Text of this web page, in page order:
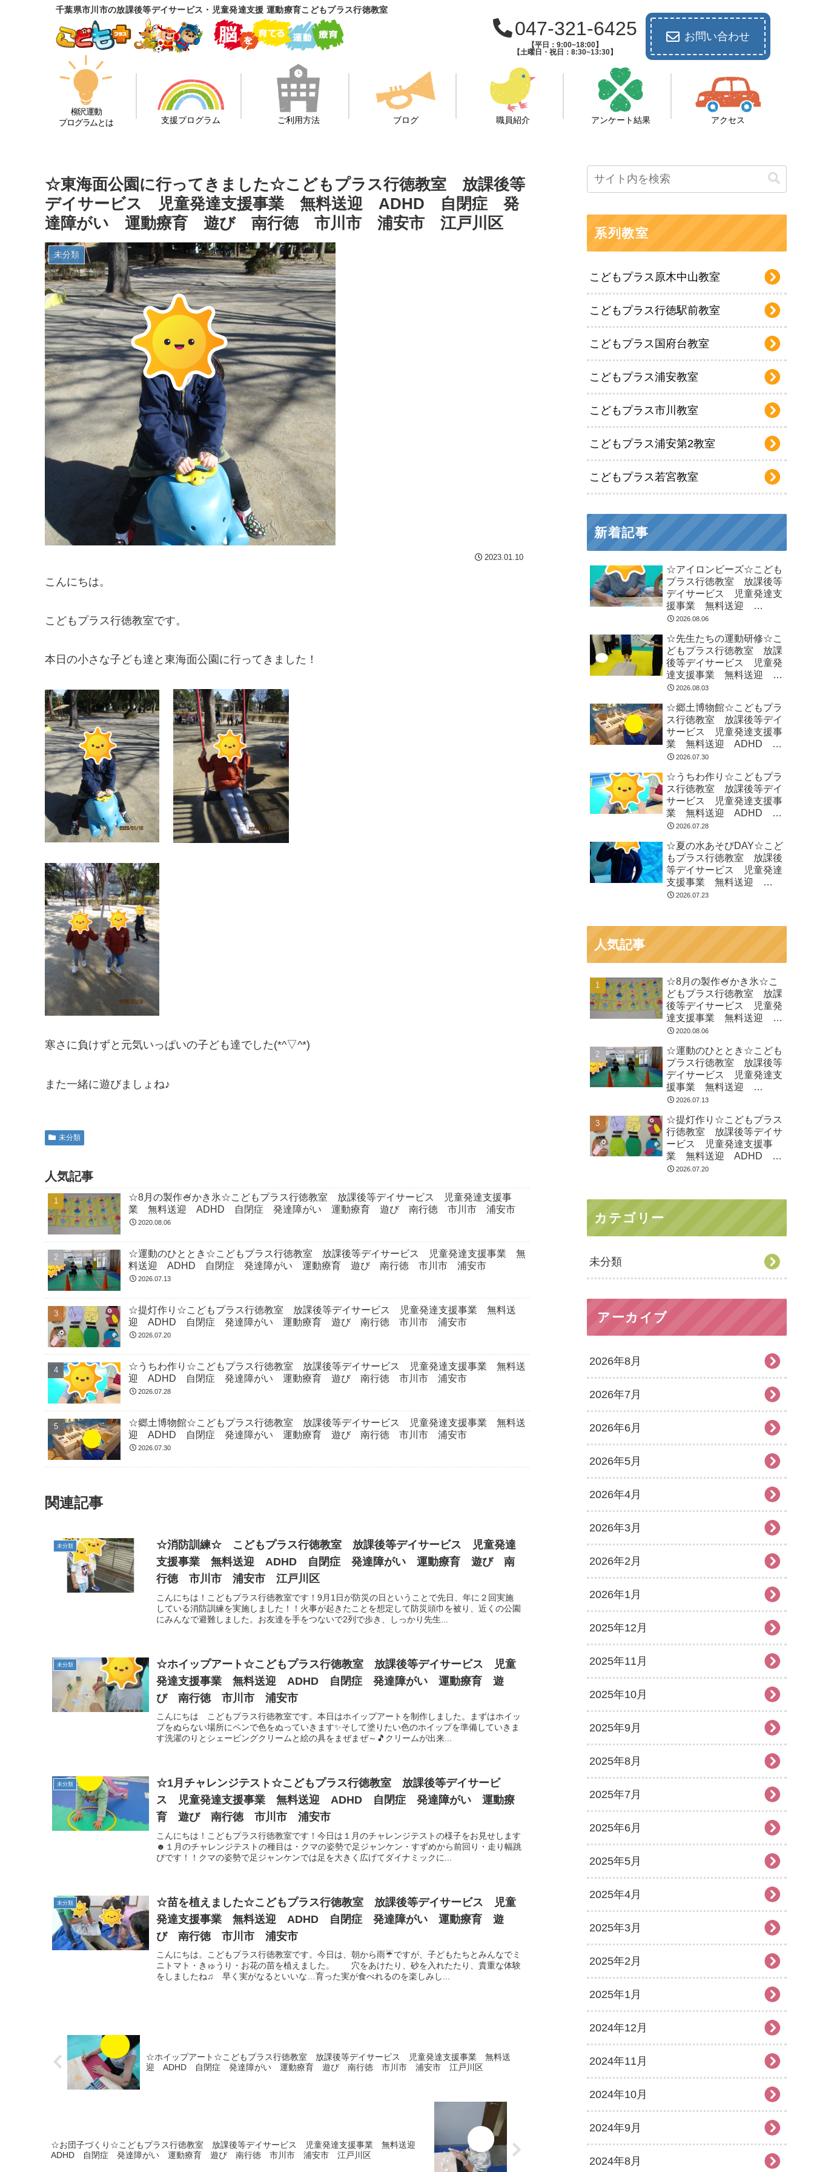
千葉県市川市の放課後等デイサービス・児童発達支援 運動療育こどもプラス行徳教室
047-321-6425
【平日：9:00~18:00】
【土曜日・祝日：8:30~13:30】
お問い合わせ
柳沢運動
プログラムとは
支援プログラム ご利用方法 ブログ 職員紹介 アンケート結果 アクセス
☆東海面公園に行ってきました☆こどもプラス行徳教室 放課後等
デイサービス 児童発達支援事業 無料送迎 ADHD 自閉症 発
達障がい 運動療育 遊び 南行徳 市川市 浦安市 江戸川区
未分類
2023.01.10
こんにちは。
こどもプラス行徳教室です。
本日の小さな子ども達と東海面公園に行ってきました！
寒さに負けずと元気いっぱいの子ども達でした(*^▽^*)
また一緒に遊びましょね♪
未分類
人気記事
☆8月の製作🍧かき氷☆こどもプラス行徳教室 放課後等デイサービス 児童発達支援事
業 無料送迎 ADHD 自閉症 発達障がい 運動療育 遊び 南行徳 市川市 浦安市
2020.08.06
☆運動のひととき☆こどもプラス行徳教室 放課後等デイサービス 児童発達支援事業 無
料送迎 ADHD 自閉症 発達障がい 運動療育 遊び 南行徳 市川市 浦安市
2026.07.13
☆提灯作り☆こどもプラス行徳教室 放課後等デイサービス 児童発達支援事業 無料送
迎 ADHD 自閉症 発達障がい 運動療育 遊び 南行徳 市川市 浦安市
2026.07.20
☆うちわ作り☆こどもプラス行徳教室 放課後等デイサービス 児童発達支援事業 無料送
迎 ADHD 自閉症 発達障がい 運動療育 遊び 南行徳 市川市 浦安市
2026.07.28
☆郷土博物館☆こどもプラス行徳教室 放課後等デイサービス 児童発達支援事業 無料送
迎 ADHD 自閉症 発達障がい 運動療育 遊び 南行徳 市川市 浦安市
2026.07.30
関連記事
未分類
☆消防訓練☆ こどもプラス行徳教室 放課後等デイサービス 児童発達
支援事業 無料送迎 ADHD 自閉症 発達障がい 運動療育 遊び 南
行徳 市川市 浦安市 江戸川区
こんにちは！こどもプラス行徳教室です！9月1日が防災の日ということで先日、年に２回実施
している消防訓練を実施しました！！火事が起きたことを想定して防災頭巾を被り、近くの公園
にみんなで避難しました。お友達を手をつないで2列で歩き、しっかり先生...
未分類
☆ホイップアート☆こどもプラス行徳教室 放課後等デイサービス 児童
発達支援事業 無料送迎 ADHD 自閉症 発達障がい 運動療育 遊
び 南行徳 市川市 浦安市
こんにちは こどもプラス行徳教室です。本日はホイップアートを制作しました。まずはホイッ
プをぬらない場所にペンで色をぬっていきます✨そして塗りたい色のホイップを準備していきま
す洗濯のりとシェービングクリームと絵の具をまぜまぜ～🎵クリームが出来...
未分類
☆1月チャレンジテスト☆こどもプラス行徳教室 放課後等デイサービ
ス 児童発達支援事業 無料送迎 ADHD 自閉症 発達障がい 運動療
育 遊び 南行徳 市川市 浦安市
こんにちは！こどもプラス行徳教室です！今日は１月のチャレンジテストの様子をお見せします
☻１月のチャレンジテストの種目は・クマの姿勢で足ジャンケン・すずめから前回り・走り幅跳
びです！！クマの姿勢で足ジャンケンでは足を大きく広げてダイナミックに...
未分類
☆苗を植えました☆こどもプラス行徳教室 放課後等デイサービス 児童
発達支援事業 無料送迎 ADHD 自閉症 発達障がい 運動療育 遊
び 南行徳 市川市 浦安市
こんにちは。こどもプラス行徳教室です。今日は、朝から雨☔ですが、子どもたちとみんなでミ
ニトマト・きゅうり・お花の苗を植えました。 穴をあけたり、砂を入れたたり、貴重な体験
をしましたね♫ 早く実がなるといいな…育った実が食べれるのを楽しみし...
☆ホイップアート☆こどもプラス行徳教室 放課後等デイサービス 児童発達支援事業 無料送
迎 ADHD 自閉症 発達障がい 運動療育 遊び 南行徳 市川市 浦安市 江戸川区
☆お団子づくり☆こどもプラス行徳教室 放課後等デイサービス 児童発達支援事業 無料送迎
ADHD 自閉症 発達障がい 運動療育 遊び 南行徳 市川市 浦安市 江戸川区
系列教室
こどもプラス原木中山教室
こどもプラス行徳駅前教室
こどもプラス国府台教室
こどもプラス浦安教室
こどもプラス市川教室
こどもプラス浦安第2教室
こどもプラス若宮教室
新着記事
☆アイロンビーズ☆こども
プラス行徳教室 放課後等
デイサービス 児童発達支
援事業 無料送迎
ADHD 自閉症 発達障が
徳 市川市 浦安市
2026.08.06
☆先生たちの運動研修☆こ
どもプラス行徳教室 放課
後等デイサービス 児童発
達支援事業 無料送迎
ADHD 自閉症 発達障が
徳 市川市 浦安市
2026.08.03
☆郷土博物館☆こどもプラ
ス行徳教室 放課後等デイ
サービス 児童発達支援事
業 無料送迎 ADHD 自
閉症 発達障がい 運動療
市 浦安市
2026.07.30
☆うちわ作り☆こどもプラ
ス行徳教室 放課後等デイ
サービス 児童発達支援事
業 無料送迎 ADHD 自
閉症 発達障がい 運動療
市 浦安市
2026.07.28
☆夏の水あそびDAY☆こど
もプラス行徳教室 放課後
等デイサービス 児童発達
支援事業 無料送迎
ADHD 自閉症 発達障が
2026.07.23
人気記事
☆8月の製作🍧かき氷☆こ
どもプラス行徳教室 放課
後等デイサービス 児童発
達支援事業 無料送迎
ADHD 自閉症 発達障が
徳 市川市 浦安市
2020.08.06
☆運動のひととき☆こども
プラス行徳教室 放課後等
デイサービス 児童発達支
援事業 無料送迎
ADHD 自閉症 発達障が
徳 市川市 浦安市
2026.07.13
☆提灯作り☆こどもプラス
行徳教室 放課後等デイサ
ービス 児童発達支援事
業 無料送迎 ADHD 自
閉症 発達障がい 運動療
2026.07.20
カテゴリー
未分類
アーカイブ
2026年8月
2026年7月
2026年6月
2026年5月
2026年4月
2026年3月
2026年2月
2026年1月
2025年12月
2025年11月
2025年10月
2025年9月
2025年8月
2025年7月
2025年6月
2025年5月
2025年4月
2025年3月
2025年2月
2025年1月
2024年12月
2024年11月
2024年10月
2024年9月
2024年8月